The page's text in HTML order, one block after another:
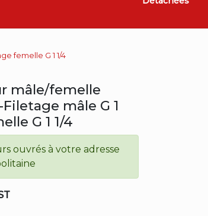
femelle G 1 1/4
mâle/femelle
mâle G 1
G 1 1/4
ouvrés à votre adresse